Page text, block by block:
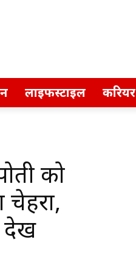
लाइफस्टाइल करियर
को
चेहरा,
देखें